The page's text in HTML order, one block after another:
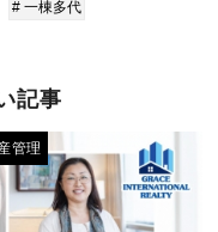
# 一棟多代
記事
管理